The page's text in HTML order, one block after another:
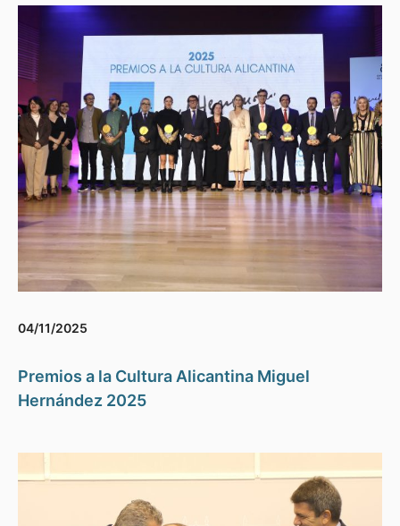
04/11/2025
Premios a la Cultura Alicantina Miguel
Hernández 2025